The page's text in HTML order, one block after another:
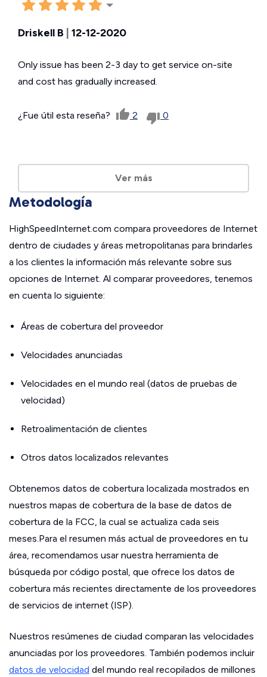
Driskell B 12-12-2020
Only issue has been 2-3 day to get service on-site
and cost has gradually increased.
¿Fue útil esta reseña? 2 0
Ver más
Metodología
HighSpeedInternet.com compara proveedores de Internet
dentro de ciudades y áreas metropolitanas para brindarles
a los clientes la información más relevante sobre sus
opciones de Internet. Al comparar proveedores, tenemos
en cuenta lo siguiente:
Áreas de cobertura del proveedor
Velocidades anunciadas
Velocidades en el mundo real (datos de pruebas de
velocidad)
Retroalimentación de clientes
Otros datos localizados relevantes
Obtenemos datos de cobertura localizada mostrados en
nuestros mapas de cobertura de la base de datos de
cobertura de la FCC, la cual se actualiza cada seis
meses.Para el resumen más actual de proveedores en tu
área, recomendamos usar nuestra herramienta de
búsqueda por código postal, que ofrece los datos de
cobertura más recientes directamente de los proveedores
de servicios de internet (ISP).
Nuestros resúmenes de ciudad comparan las velocidades
anunciadas por los proveedores. También podemos incluir
datos de velocidad del mundo real recopilados de millones